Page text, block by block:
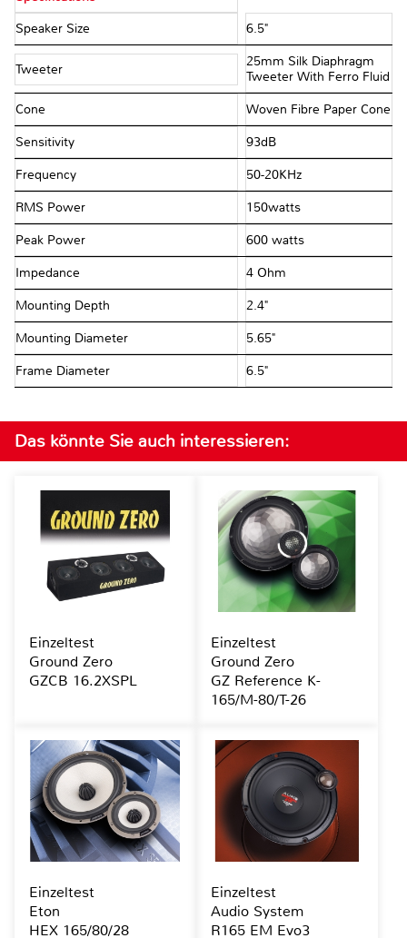
Speaker Size 6.5"
Tweeter
25mm Silk Diaphragm
Tweeter With Ferro Fluid
Cone Woven Fibre Paper Cone
Sensitivity 93dB
Frequency 50-20KHz
RMS Power 150watts
Peak Power 600 watts
Impedance 4 Ohm
Mounting Depth 2.4"
Mounting Diameter 5.65"
Frame Diameter 6.5"
Das könnte Sie auch interessieren:
Einzeltest
Ground Zero
GZCB 16.2XSPL
Einzeltest
Ground Zero
GZ Reference K-
165/M-80/T-26
Einzeltest
Eton
HEX 165/80/28
Einzeltest
Audio System
R165 EM Evo3